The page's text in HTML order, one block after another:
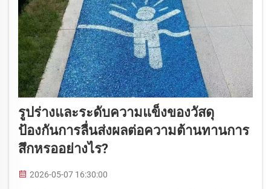
รูปร่างและระดับความแข็งของวัสดุ
ป้องกันการลื่นส่งผลต่อความต้านทานการ
สึกหรออย่างไร?
2026-05-07 16:30:00